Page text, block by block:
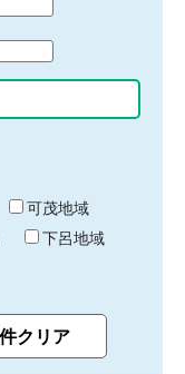
可茂地域
下呂地域